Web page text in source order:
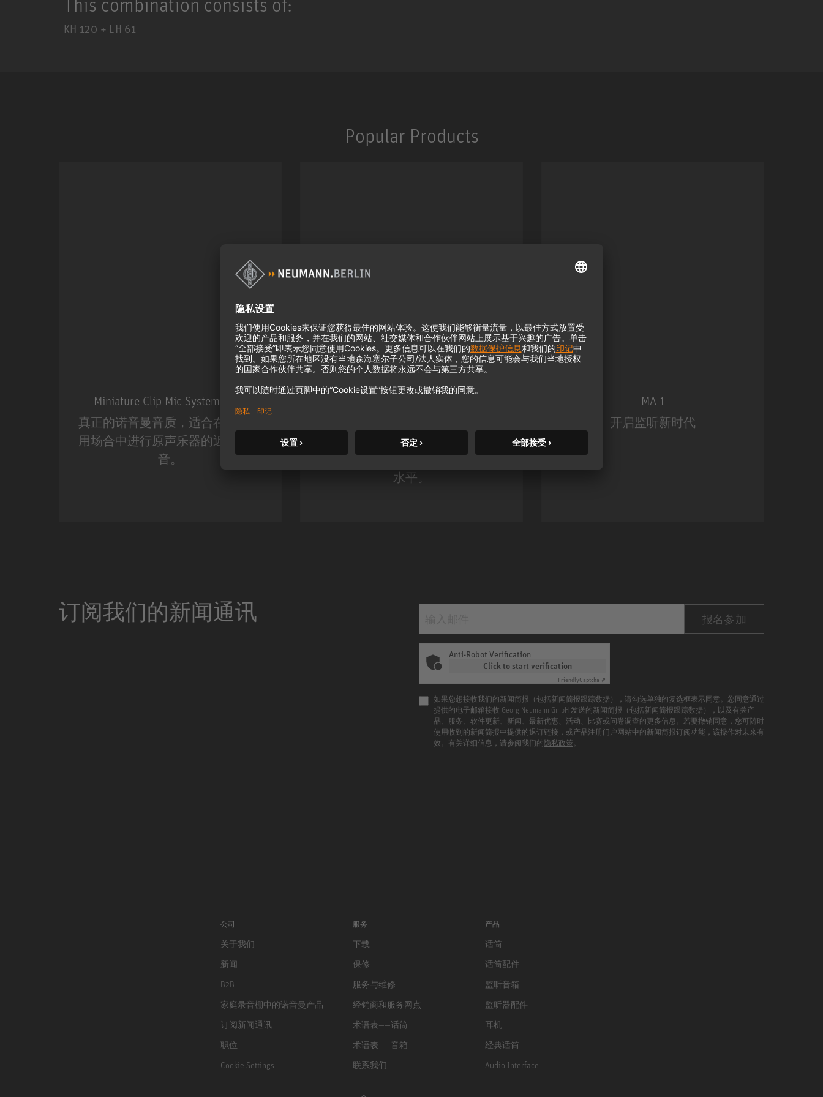
KH 120 + LH 61
Popular Products
Miniature Clip Mic System MCM
真正的诺音曼音质，适合在现场应
用场合中进行原声乐器的近距离收
音。
和强大的 DSP 功能，诺音曼备受
赞誉的录音棚监听音箱提升到更高
水平。
MA 1
开启监听新时代
订阅我们的新闻通讯 报名参加
Anti-Robot Verification
Click to start verification
FriendlyCaptcha ⇗
如果您想接收我们的新闻简报（包括新闻简报跟踪数据），请勾选单独的复选框表示同意。您同意通过
提供的电子邮箱接收 Georg Neumann GmbH 发送的新闻简报（包括新闻简报跟踪数据），以及有关产
品、服务、软件更新、新闻、最新优惠、活动、比赛或问卷调查的更多信息。若要撤销同意，您可随时
使用收到的新闻简报中提供的退订链接，或产品注册门户网站中的新闻简报订阅功能，该操作对未来有
效。有关详细信息，请参阅我们的 隐私政策。
公司
关于我们
新闻
B2B
家庭录音棚中的诺音曼产品
订阅新闻通讯
职位
Cookie Settings
服务
下载
保修
服务与维修
经销商和服务网点
术语表——话筒
术语表——音箱
联系我们
产品
话筒
话筒配件
监听音箱
监听器配件
耳机
经典话筒
Audio Interface